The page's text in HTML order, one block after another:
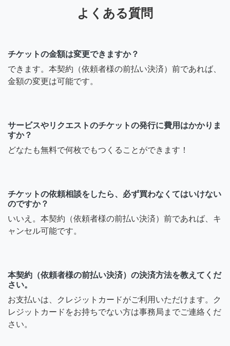
よくある質問
チケットの金額は変更できますか？
できます。本契約（依頼者様の前払い決済）前であれば、
金額の変更は可能です。
サービスやリクエストのチケットの発行に費用はかかりま
すか？
どなたも無料で何枚でもつくることができます！
チケットの依頼相談をしたら、必ず買わなくてはいけない
のですか？
いいえ。本契約（依頼者様の前払い決済）前であれば、キ
ャンセル可能です。
本契約（依頼者様の前払い決済）の決済方法を教えてくだ
さい。
お支払いは、クレジットカードがご利用いただけます。ク
レジットカードをお持ちでない方は事務局までご連絡くだ
さい。